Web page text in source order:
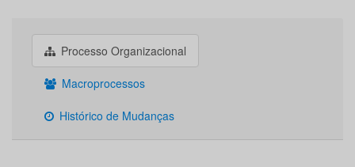
Processo Organizacional
Macroprocessos
Histórico de Mudanças